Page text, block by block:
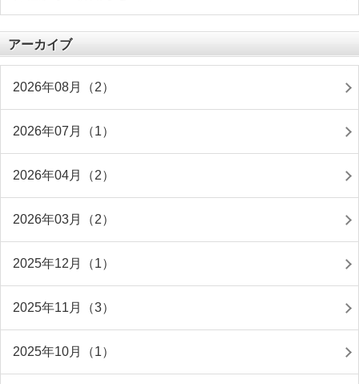
アーカイブ
2026年08月（2）
2026年07月（1）
2026年04月（2）
2026年03月（2）
2025年12月（1）
2025年11月（3）
2025年10月（1）